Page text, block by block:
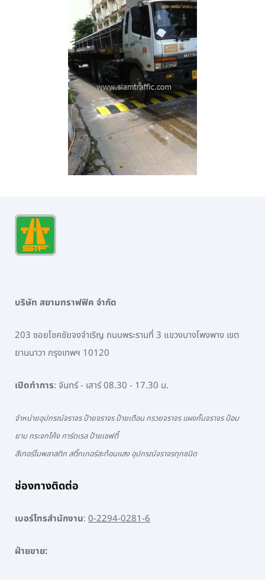
บริษัท สยามทราฟฟิค จำกัด
203 ซอยโชคชัยจงจำเริญ ถนนพระรามที่ 3 แขวงบางโพงพาง เขต
ยานนาวา กรุงเทพฯ 10120
เปิดทำการ: จันทร์ - เสาร์ 08.30 - 17.30 น.
จำหน่ายอุปกรณ์จราจร ป้ายจราจร ป้ายเตือน กรวยจราจร แผงกั้นจราจร ป้อม
ยาม กระจกโค้ง การ์ดเรล ป้ายเซฟตี้
สีเทอร์โมพลาสติก สติ๊กเกอร์สะท้อนแสง อุปกรณ์จราจรทุกชนิด
ช่องทางติดต่อ
เบอร์โทรสำนักงาน: 0-2294-0281-6
ฝ่ายขาย: